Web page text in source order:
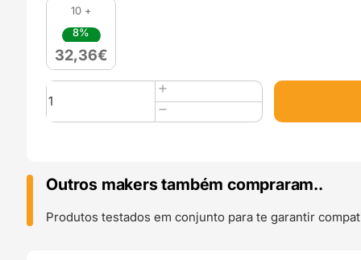
10 +
8%
32,36€
Quantidade
de
PP
Pastel
Lilac
-
Outros makers também compraram..
Produtos testados em conjunto para te garantir